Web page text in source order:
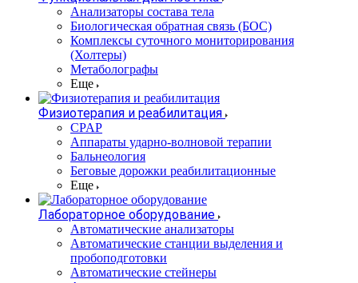
Анализаторы состава тела
Биологическая обратная связь (БОС)
Комплексы суточного мониторирования
(Холтеры)
Метаболографы
Еще
Физиотерапия и реабилитация
CPAP
Аппараты ударно-волновой терапии
Бальнеология
Беговые дорожки реабилитационные
Еще
Лабораторное оборудование
Автоматические анализаторы
Автоматические станции выделения и
пробоподготовки
Автоматические стейнеры